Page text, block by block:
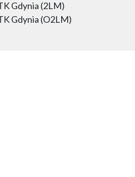
Gdynia (2LM)
Gdynia (O2LM)